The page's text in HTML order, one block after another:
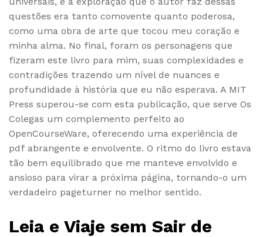
questões era tanto comovente quanto poderosa,
como uma obra de arte que tocou meu coração e
minha alma. No final, foram os personagens que
fizeram este livro para mim, suas complexidades e
contradições trazendo um nível de nuances e
profundidade à história que eu não esperava. A MIT
Press superou-se com esta publicação, que serve Os
Colegas um complemento perfeito ao
OpenCourseWare, oferecendo uma experiência de
pdf abrangente e envolvente. O ritmo do livro estava
tão bem equilibrado que me manteve envolvido e
ansioso para virar a próxima página, tornando-o um
verdadeiro pageturner no melhor sentido.
Leia e Viaje sem Sair de